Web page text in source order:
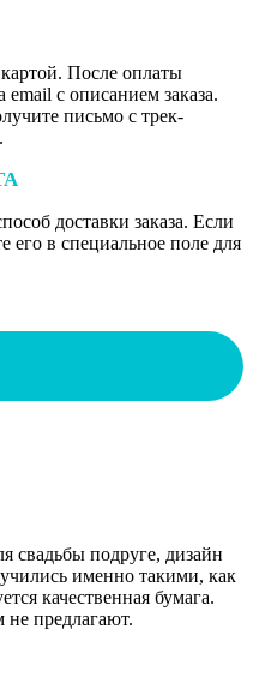
После оплаты
с описанием заказа.
письмо с трек-
доставки заказа. Если
его в специальное поле для
свадьбы подруге, дизайн
именно такими, как
качественная бумага.
предлагают.